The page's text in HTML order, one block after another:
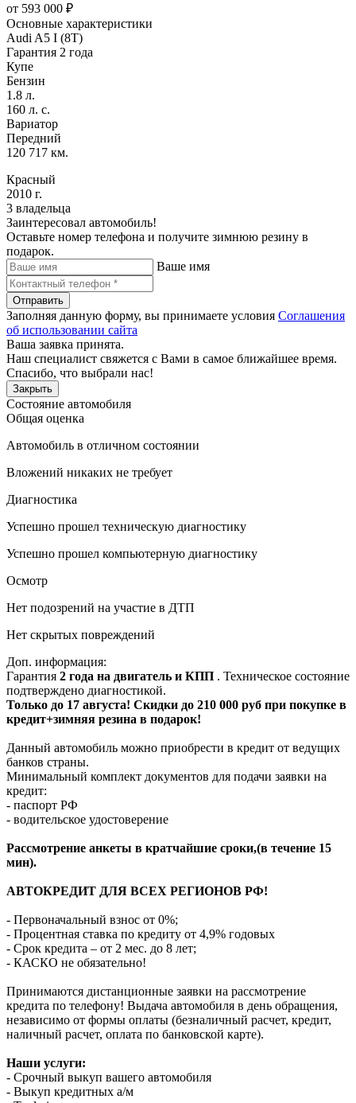
от 593 000 ₽
Основные характеристики
Audi A5 I (8T)
Гарантия 2 года
Купе
Бензин
1.8 л.
160 л. с.
Вариатор
Передний
120 717 км.
Красный
2010 г.
3 владельца
Заинтересовал автомобиль!
Оставьте номер телефона и получите зимнюю резину в
подарок.
Ваше имя
Отправить
Заполняя данную форму, вы принимаете условия Соглашения
об использовании сайта
Ваша заявка принята.
Наш специалист свяжется с Вами в самое ближайшее время.
Спасибо, что выбрали нас!
Закрыть
Состояние автомобиля
Общая оценка
Автомобиль в отличном состоянии
Вложений никаких не требует
Диагностика
Успешно прошел техническую диагностику
Успешно прошел компьютерную диагностику
Осмотр
Нет подозрений на участие в ДТП
Нет скрытых повреждений
Доп. информация:
Гарантия 2 года на двигатель и КПП . Техническое состояние
подтверждено диагностикой.
Только до 17 августа! Скидки до 210 000 руб при покупке в
кредит+зимняя резина в подарок!
Данный автомобиль можно приобрести в кредит от ведущих
банков страны.
Минимальный комплект документов для подачи заявки на
кредит:
- паспорт РФ
- водительское удостоверение
Рассмотрение анкеты в кратчайшие сроки,(в течение 15
мин).
АВТОКРЕДИТ ДЛЯ ВСЕХ РЕГИОНОВ РФ!
- Первоначальный взнос от 0%;
- Процентная ставка по кредиту от 4,9% годовых
- Срок кредита – от 2 мес. до 8 лет;
- КАСКО не обязательно!
Принимаются дистанционные заявки на рассмотрение
кредита по телефону! Выдача автомобиля в день обращения,
независимо от формы оплаты (безналичный расчет, кредит,
наличный расчет, оплата по банковской карте).
Наши услуги:
- Срочный выкуп вашего автомобиля
- Выкуп кредитных а/м